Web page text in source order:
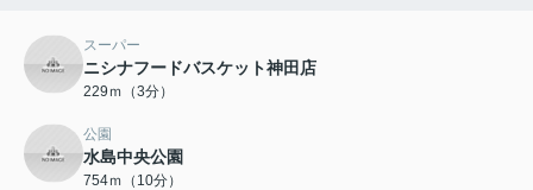
スーパー
ニシナフードバスケット神田店
229ｍ（3分）
公園
水島中央公園
754ｍ（10分）